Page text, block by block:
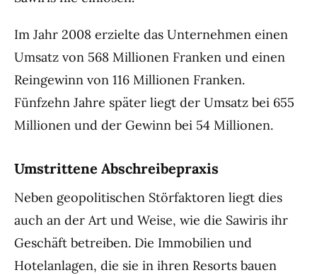
Im Jahr 2008 erzielte das Unternehmen einen
Umsatz von 568 Millionen Franken und einen
Reingewinn von 116 Millionen Franken.
Fünfzehn Jahre später liegt der Umsatz bei 655
Millionen und der Gewinn bei 54 Millionen.
Umstrittene Abschreibepraxis
Neben geopolitischen Störfaktoren liegt dies
auch an der Art und Weise, wie die Sawiris ihr
Geschäft betreiben. Die Immobilien und
Hotelanlagen, die sie in ihren Resorts bauen